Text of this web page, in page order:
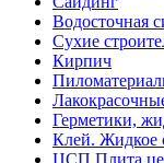
Водосточная
Сухие
Кирпич
Герметики,
Клей. Жидкое
ЦСП Плита